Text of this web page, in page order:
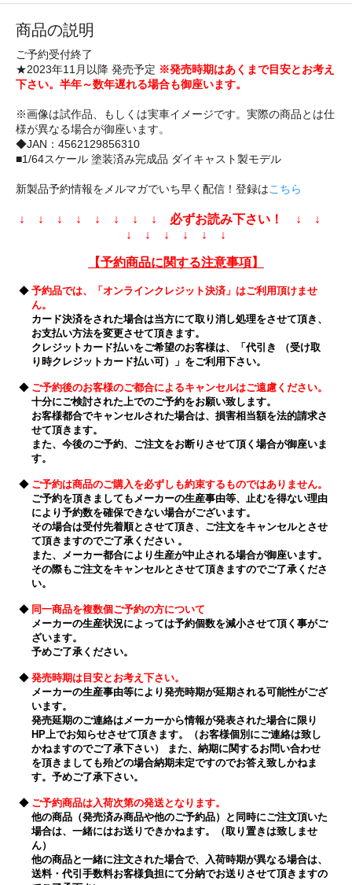
商品の説明
ご予約受付終了
★2023年11月以降 発売予定 ※発売時期はあくまで目安とお考え
下さい。半年～数年遅れる場合も御座います。
※画像は試作品、もしくは実車イメージです。実際の商品とは仕
様が異なる場合が御座います。
◆JAN：4562129856310
■1/64スケール 塗装済み完成品 ダイキャスト製モデル
新製品予約情報をメルマガでいち早く配信！登録はこちら
↓ ↓ ↓ ↓ ↓ ↓ ↓ ↓ 必ずお読み下さい！ ↓ ↓
↓ ↓ ↓ ↓ ↓ ↓
【予約商品に関する注意事項】
◆ 予約品では、「オンラインクレジット決済」はご利用頂けませ
ん。
カード決済をされた場合は当方にて取り消し処理をさせて頂き、
お支払い方法を変更させて頂きます。
クレジットカード払いをご希望のお客様は、「代引き （受け取
り時クレジットカード払い可）」をご利用下さい。
◆ ご予約後のお客様のご都合によるキャンセルはご遠慮ください。
十分にご検討された上でのご予約をお願い致します。
お客様都合でキャンセルされた場合は、損害相当額を法的請求さ
せて頂きます。
また、今後のご予約、ご注文をお断りさせて頂く場合が御座いま
す。
◆ ご予約は商品のご購入を必ずしも約束するものではありません。
ご予約を頂きましてもメーカーの生産事由等、止むを得ない理由
により予約数を確保できない場合がございます。
その場合は受付先着順とさせて頂き、ご注文をキャンセルとさせ
て頂きますのでご了承ください 。
また、メーカー都合により生産が中止される場合が御座います。
その際もご注文をキャンセルとさせて頂きますのでご了承くださ
い。
◆ 同一商品を複数個ご予約の方について
メーカーの生産状況によっては予約個数を減小させて頂く事がご
ざいます。
予めご了承ください。
◆ 発売時期は目安とお考え下さい。
メーカーの生産事由等により発売時期が延期される可能性がござ
います。
発売延期のご連絡はメーカーから情報が発表された場合に限り
HP上でお知らせさせて頂きます。（お客様個別にご連絡は致し
かねますのでご了承下さい） また、納期に関するお問い合わせ
を頂きましても殆どの場合納期未定ですのでお答え致しかねま
す。予めご了承下さい。
◆ ご予約商品は入荷次第の発送となります。
他の商品（発売済み商品や他のご予約品）と同時にご注文頂いた
場合は、一緒にはお送りできかねます。（取り置きは致しませ
ん）
他の商品と一緒に注文された場合で、入荷時期が異なる場合は、
送料・代引手数料お客様負担にて分納でお送りさせて頂きますの